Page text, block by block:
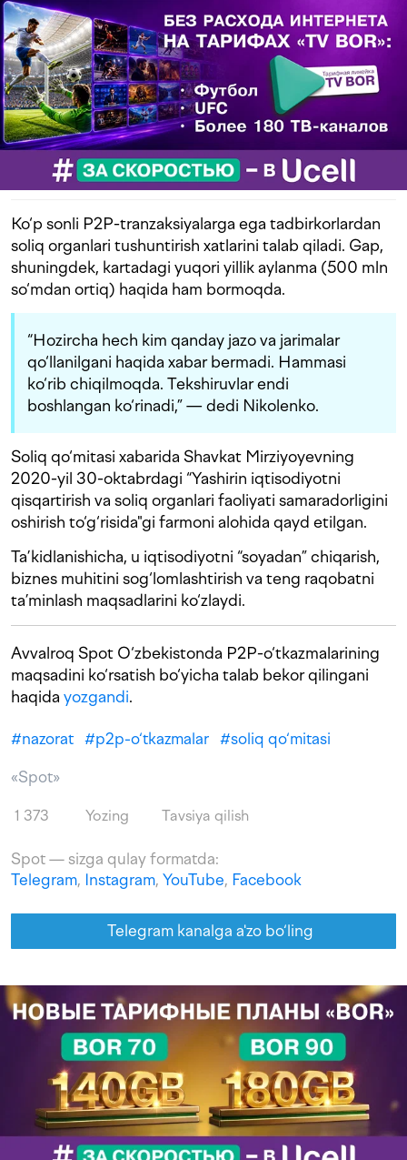
Ko‘p sonli P2P-tranzaksiyalarga ega tadbirkorlardan
soliq organlari tushuntirish xatlarini talab qiladi. Gap,
shuningdek, kartadagi yuqori yillik aylanma (500 mln
so‘mdan ortiq) haqida ham bormoqda.
“Hozircha hech kim qanday jazo va jarimalar
qo‘llanilgani haqida xabar bermadi. Hammasi
ko‘rib chiqilmoqda. Tekshiruvlar endi
boshlangan ko‘rinadi,” — dedi Nikolenko.
Soliq qo‘mitasi xabarida Shavkat Mirziyoyevning
2020-yil 30-oktabrdagi “Yashirin iqtisodiyotni
qisqartirish va soliq organlari faoliyati samaradorligini
oshirish to‘g‘risida"gi farmoni alohida qayd etilgan.
Ta’kidlanishicha, u iqtisodiyotni “soyadan” chiqarish,
biznes muhitini sog‘lomlashtirish va teng raqobatni
ta’minlash maqsadlarini ko‘zlaydi.
Avvalroq Spot O‘zbekistonda P2P-o‘tkazmalarining
maqsadini ko‘rsatish bo‘yicha talab bekor qilingani
haqida yozgandi.
#nazorat #p2p-o‘tkazmalar #soliq qo‘mitasi
«Spot»
1 373 Yozing Tavsiya qilish
Spot — sizga qulay formatda:
Telegram, Instagram, YouTube, Facebook
Telegram kanalga a'zo bo‘ling